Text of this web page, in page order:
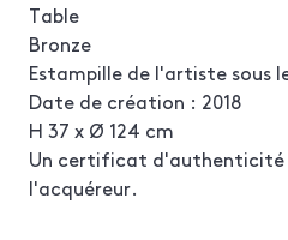
Table
Bronze
Estampille de l'artiste sous
Date de création : 2018
H 37 x Ø 124 cm
Un certificat d'authenticité
l'acquéreur.